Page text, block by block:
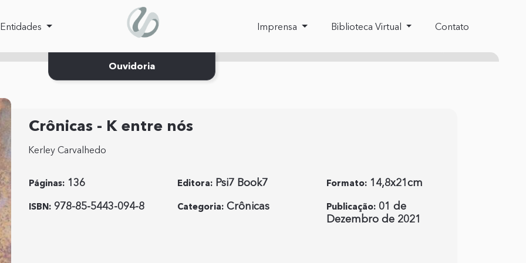
Entidades Imprensa Biblioteca Virtual Contato
Ouvidoria
Crônicas - K entre nós
Kerley Carvalhedo
Páginas: 136 Editora: Psi7 Book7 Formato:14,8x21cm
ISBN: 978-85-5443-094-8 Categoria: Crônicas Publicação:01 de
Dezembro de 2021